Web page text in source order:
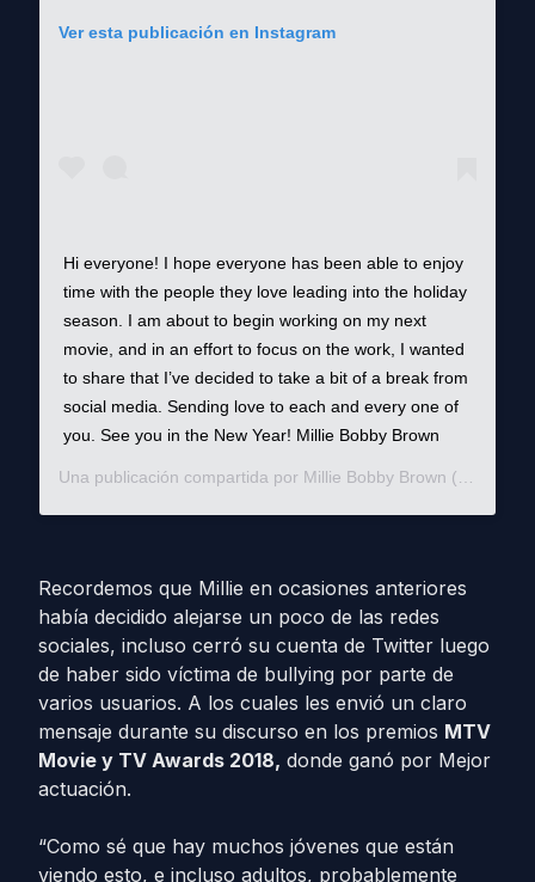
Ver esta publicación en Instagram
Hi everyone! I hope everyone has been able to enjoy
time with the people they love leading into the holiday
season. I am about to begin working on my next
movie, and in an effort to focus on the work, I wanted
to share that I’ve decided to take a bit of a break from
social media. Sending love to each and every one of
you. See you in the New Year! Millie Bobby Brown
Una publicación compartida por Millie Bobby Brown (@milliebobbybrown) el
Recordemos que Millie en ocasiones anteriores
había decidido alejarse un poco de las redes
sociales, incluso cerró su cuenta de Twitter luego
de haber sido víctima de bullying por parte de
varios usuarios. A los cuales les envió un claro
mensaje durante su discurso en los premios MTV
Movie y TV Awards 2018, donde ganó por Mejor
actuación.
“Como sé que hay muchos jóvenes que están
viendo esto, e incluso adultos, probablemente